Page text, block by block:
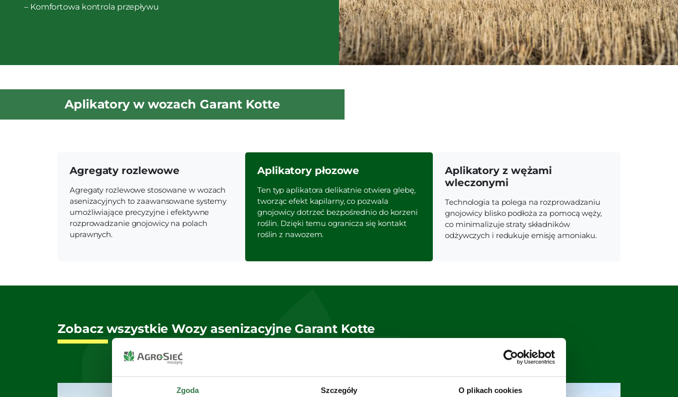
Zgoda Szczegóły O plikach cookies
– Komfortowa kontrola przepływu
Aplikatory w wozach Garant Kotte
Agregaty rozlewowe
Agregaty rozlewowe stosowane w wozach
asenizacyjnych to zaawansowane systemy
umożliwiające precyzyjne i efektywne
rozprowadzanie gnojowicy na polach
uprawnych.
Aplikatory płozowe
Ten typ aplikatora delikatnie otwiera glebę,
tworząc efekt kapilarny, co pozwala
gnojowicy dotrzeć bezpośrednio do korzeni
roślin. Dzięki temu ogranicza się kontakt
roślin z nawozem.
Aplikatory z wężami
wleczonymi
Technologia ta polega na rozprowadzaniu
gnojowicy blisko podłoża za pomocą węży,
co minimalizuje straty składników
odżywczych i redukuje emisję amoniaku.
Zobacz wszystkie Wozy asenizacyjne Garant Kotte